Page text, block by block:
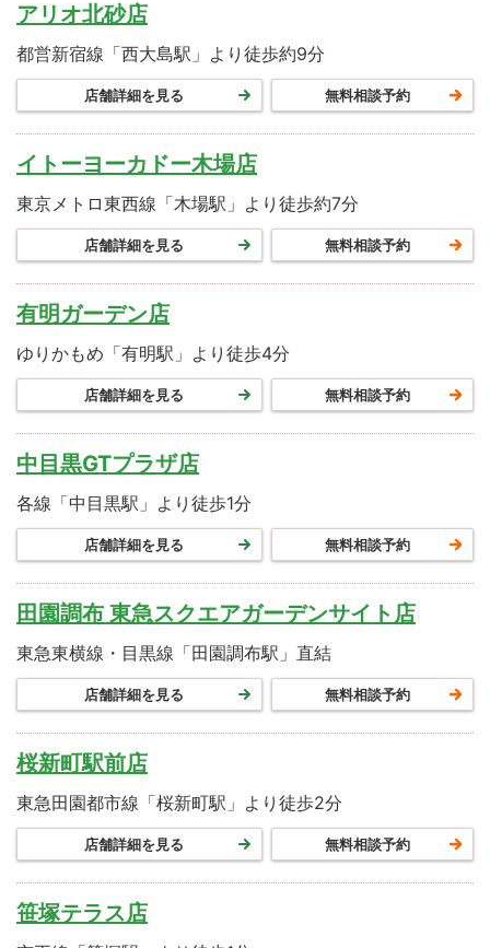
アリオ北砂店
都営新宿線「西大島駅」より徒歩約9分
店舗詳細を見る 無料相談予約
イトーヨーカドー木場店
東京メトロ東西線「木場駅」より徒歩約7分
店舗詳細を見る 無料相談予約
有明ガーデン店
ゆりかもめ「有明駅」より徒歩4分
店舗詳細を見る 無料相談予約
中目黒GTプラザ店
各線「中目黒駅」より徒歩1分
店舗詳細を見る 無料相談予約
田園調布 東急スクエアガーデンサイト店
東急東横線・目黒線「田園調布駅」直結
店舗詳細を見る 無料相談予約
桜新町駅前店
東急田園都市線「桜新町駅」より徒歩2分
店舗詳細を見る 無料相談予約
笹塚テラス店